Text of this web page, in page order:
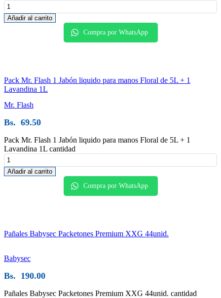
Añadir al carrito
Compra por WhatsApp
Pack Mr. Flash 1 Jabón liquido para manos Floral de 5L + 1
Lavandina 1L
Mr. Flash
Bs. 69.50
Pack Mr. Flash 1 Jabón liquido para manos Floral de 5L + 1
Lavandina 1L cantidad
Añadir al carrito
Compra por WhatsApp
Pañales Babysec Packetones Premium XXG 44unid.
Babysec
Bs. 190.00
Pañales Babysec Packetones Premium XXG 44unid. cantidad